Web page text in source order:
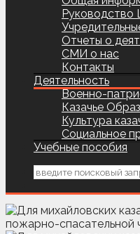
Отчеты о
СМИ о нас
Контакты
Деятельность
Военно-
Казачье
Культура
Социальное
Учебные пособия